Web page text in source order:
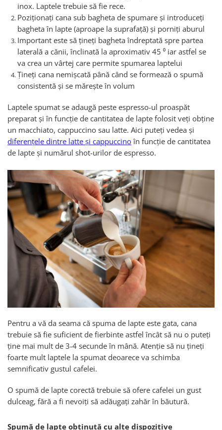
inox. Laptele trebuie să fie rece.
Poziționați cana sub bagheta de spumare și introduceți
bagheta în lapte (aproape la suprafață) și porniți aburul
Important este să țineți bagheta îndreptată spre partea
laterală a cănii, înclinată la aproximativ 45 ⁰ iar astfel se
va crea un vârtej care permite spumarea laptelui
Țineți cana nemișcată până când se formează o spumă
consistentă și se mărește în volum
Laptele spumat se adaugă peste espresso-ul proaspăt
preparat și în funcție de cantitatea de lapte folosit veți obține
un macchiato, cappuccino sau latte. Aici puteți vedea și
diferențele dintre latte și cappuccinoîn funcție de cantitatea
de lapte și numărul shot-urilor de espresso.
Pentru a vă da seama că spuma de lapte este gata, cana
trebuie să fie suficient de fierbinte astfel încât să nu o puteți
ține mai mult de 3-4 secunde în mână. Atenție să nu țineți
foarte mult laptele la spumat deoarece va schimba
semnificativ gustul cafelei.
O spumă de lapte corectă trebuie să ofere cafelei un gust
dulceag, fără a fi nevoiți să adăugați zahăr în băutură.
Spumă de lapte obținută cu alte dispozitive